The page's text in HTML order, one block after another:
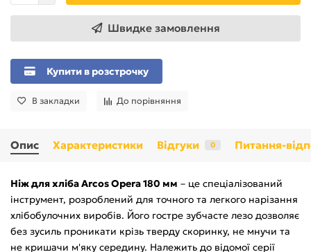
Швидке замовлення
Купити в розстрочку
В закладки До порівняння
Опис Характеристики Відгуки 0 Питання-
Ніж для хліба Arcos Opera 180 мм – це спеціалізований
інструмент, розроблений для точного та легкого нарізання
хлібобулочних виробів. Його гостре зубчасте лезо дозволяє
без зусиль проникати крізь тверду скоринку, не мнучи та
не кришачи м'яку середину. Належить до відомої серії